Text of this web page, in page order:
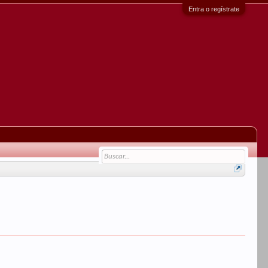
Entra o regístrate